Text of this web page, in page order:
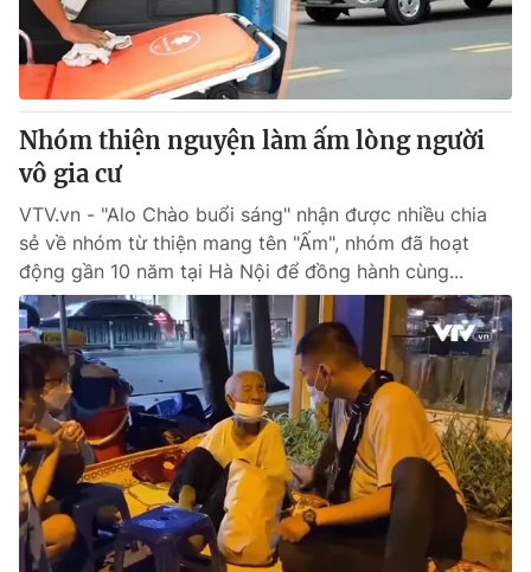
Nhóm thiện nguyện làm ấm lòng người
vô gia cư
VTV.vn - "Alo Chào buổi sáng" nhận được nhiều chia
sẻ về nhóm từ thiện mang tên "Ấm", nhóm đã hoạt
động gần 10 năm tại Hà Nội để đồng hành cùng...